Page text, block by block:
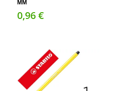
MM
0,96 €